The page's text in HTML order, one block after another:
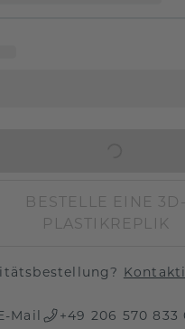
BESTELLE EINE 3D-
PLASTIKREPLIK
Mail +49 206 570 833